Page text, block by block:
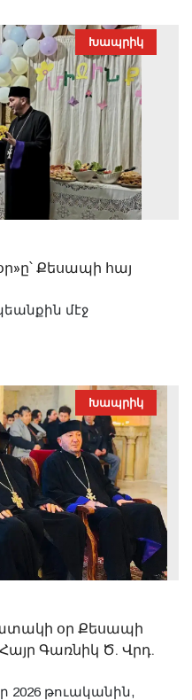
Խապրիկ
Քեսապի հայ
մէջ
Խապրիկ
օր Քեսապի
Գառնիկ Ծ. Վրդ.
2026 թուականին,